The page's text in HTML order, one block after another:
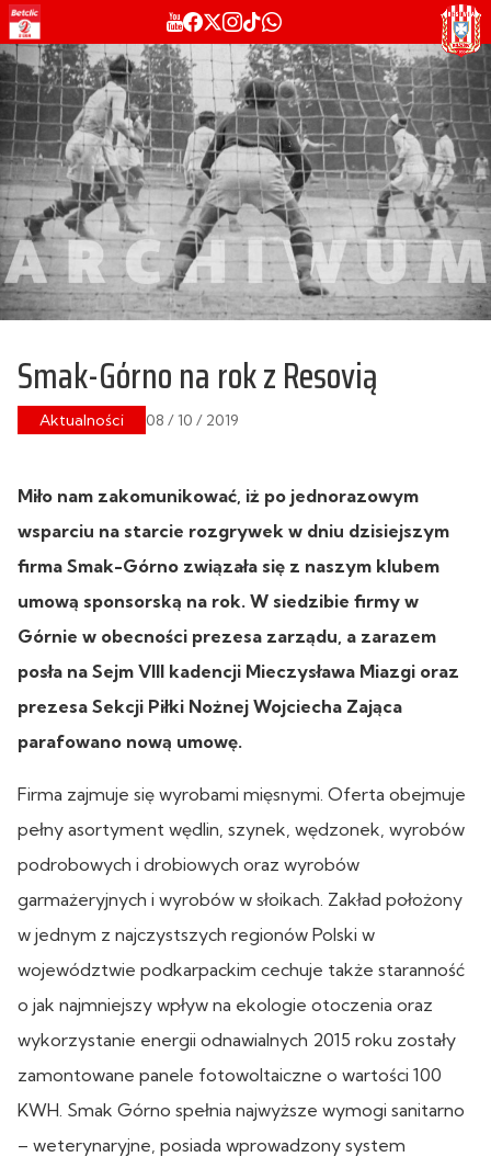
Smak-Górno na rok z Resovią
Aktualności 08 / 10 / 2019
Miło nam zakomunikować, iż po jednorazowym
wsparciu na starcie rozgrywek w dniu dzisiejszym
firma Smak-Górno związała się z naszym klubem
umową sponsorską na rok. W siedzibie firmy w
Górnie w obecności prezesa zarządu, a zarazem
posła na Sejm VIII kadencji Mieczysława Miazgi oraz
prezesa Sekcji Piłki Nożnej Wojciecha Zająca
parafowano nową umowę.
Firma zajmuje się wyrobami mięsnymi. Oferta obejmuje
pełny asortyment wędlin, szynek, wędzonek, wyrobów
podrobowych i drobiowych oraz wyrobów
garmażeryjnych i wyrobów w słoikach. Zakład położony
w jednym z najczystszych regionów Polski w
województwie podkarpackim cechuje także staranność
o jak najmniejszy wpływ na ekologie otoczenia oraz
wykorzystanie energii odnawialnych 2015 roku zostały
zamontowane panele fotowoltaiczne o wartości 100
KWH. Smak Górno spełnia najwyższe wymogi sanitarno
– weterynaryjne, posiada wprowadzony system